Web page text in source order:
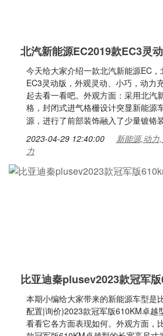
北汽新能源EC2019款EC3灵
今天给大家介绍一款北汽新能源EC
EC3灵动版，外观灵动、小巧，动力
起去看一看吧。外观方面：采用北汽
格，封闭式进气格栅设计突显新能源
源，进行了前部装饰融入了少量镀铬
2023-04-29 12:40:00
新能源,动力
力
比亚迪秦plusev2023款冠军
本期小编给大家带来的新能源车型是
配置|询价)2023款冠军版610KM卓越
看看它各方面表现如何。外观方面，